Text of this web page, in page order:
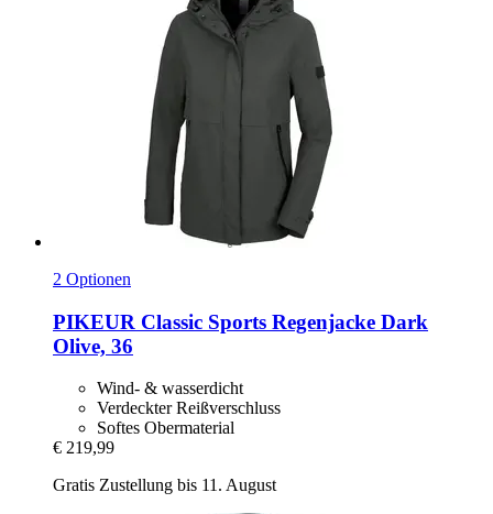
2 Optionen
PIKEUR Classic Sports Regenjacke Dark
Olive, 36
Wind- & wasserdicht
Verdeckter Reißverschluss
Softes Obermaterial
€ 219,99
Gratis Zustellung bis 11. August